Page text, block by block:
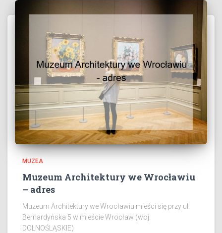
MUZEA
Muzeum Architektury we Wrocławiu
– adres
Muzeum Architektury we Wrocławiu mieści się przy ul.
Bernardyńska 5 w mieście Wrocław (woj.
DOLNOŚLĄSKIE)